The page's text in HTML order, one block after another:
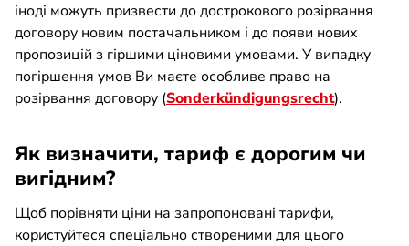
іноді можуть призвести до дострокового розірвання
договору новим постачальником і до появи нових
пропозицій з гіршими ціновими умовами. У випадку
погіршення умов Ви маєте особливе право на
розірвання договору (Sonderkündigungsrecht).
Як визначити, тариф є дорогим чи
вигідним?
Щоб порівняти ціни на запропоновані тарифи,
користуйтеся спеціально створеними для цього